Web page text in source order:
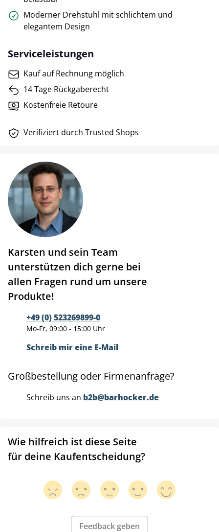
Moderner Drehstuhl mit schlichtem und
elegantem Design
Serviceleistungen
Kauf auf Rechnung möglich
14 Tage Rückgaberecht
Kostenfreie Retoure
Verifiziert durch Trusted Shops
Karsten und sein Team
unterstützen dich gerne bei
allen Fragen rund um unsere
Produkte!
+49 (0) 523269899-0
Mo-Fr, 09:00 - 15:00 Uhr
Schreib mir eine E-Mail
Großbestellung oder Firmenanfrage?
Schreib uns an b2b@barhocker.de
Wie hilfreich ist diese Seite
für deine Kaufentscheidung?
Feedback geben